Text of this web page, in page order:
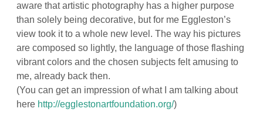
aware that artistic photography has a higher purpose
than solely being decorative, but for me Eggleston’s
view took it to a whole new level. The way his pictures
are composed so lightly, the language of those flashing
vibrant colors and the chosen subjects felt amusing to
me, already back then.
(You can get an impression of what I am talking about
here http://egglestonartfoundation.org/)